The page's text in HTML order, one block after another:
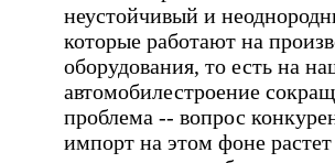
неустойчивый и
которые работают на
оборудования, то есть на
автомобилестроение
проблема -- вопрос
импорт на этом фоне